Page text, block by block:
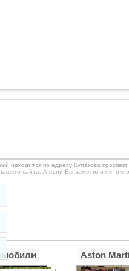
по адресу Кулакова
сайта. А если Вы заметили
Aston